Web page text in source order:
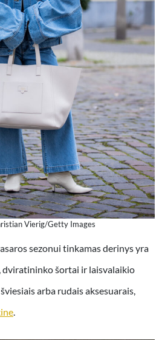
Vierig/Getty Images
sezonui tinkamas derinys yra
dviratininko šortai ir laisvalaikio
arba rudais aksesuarais,
.